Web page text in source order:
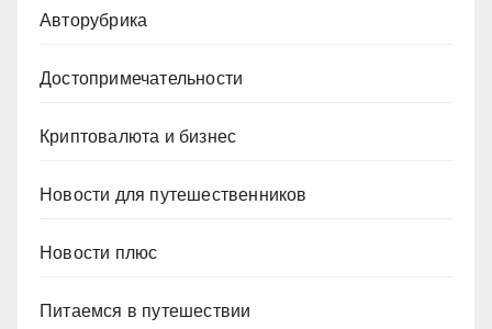
Авторубрика
Достопримечательности
Криптовалюта и бизнес
Новости для путешественников
Новости плюс
Питаемся в путешествии